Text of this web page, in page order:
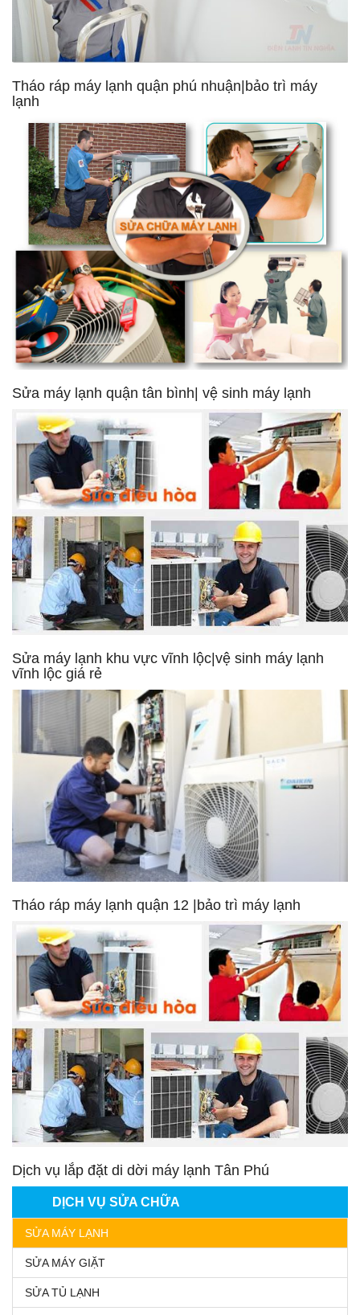
DỊCH VỤ SỬA CHỮA
SỬA MÁY LẠNH
SỬA MÁY GIẶT
SỬA TỦ LẠNH
Tháo ráp máy lạnh quận phú nhuận|bảo trì máy
lạnh
Sửa máy lạnh quận tân bình| vệ sinh máy lạnh
Sửa máy lạnh khu vực vĩnh lộc|vệ sinh máy lạnh
vĩnh lộc giá rẻ
Tháo ráp máy lạnh quận 12 |bảo trì máy lạnh
Dịch vụ lắp đặt di dời máy lạnh Tân Phú